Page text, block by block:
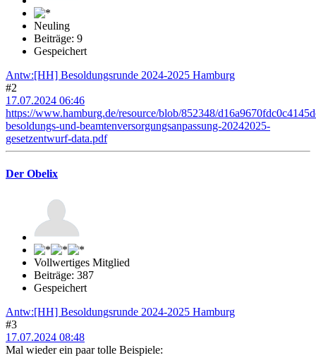
Neuling
Beiträge: 9
Gespeichert
Antw:[HH] Besoldungsrunde 2024-2025 Hamburg
#2
17.07.2024 06:46
https://www.hamburg.de/resource/blob/852348/
besoldungs-und-beamtenversorgungsanpassung-20242025-
gesetzentwurf-data.pdf
Der Obelix
Vollwertiges Mitglied
Beiträge: 387
Gespeichert
Antw:[HH] Besoldungsrunde 2024-2025 Hamburg
#3
17.07.2024 08:48
Mal wieder ein paar tolle Beispiele: